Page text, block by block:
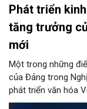
Phát triển
tăng trưởng
mới
Một trong những
của Đảng trong
phát triển văn hóa
và phát huy giá trị